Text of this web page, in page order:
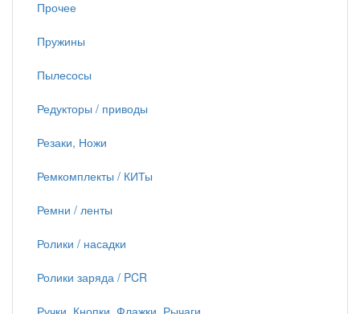
Прочее
Пружины
Пылесосы
Редукторы / приводы
Резаки, Ножи
Ремкомплекты / КИТы
Ремни / ленты
Ролики / насадки
Ролики заряда / PCR
Ручки, Кнопки, Флажки, Рычаги